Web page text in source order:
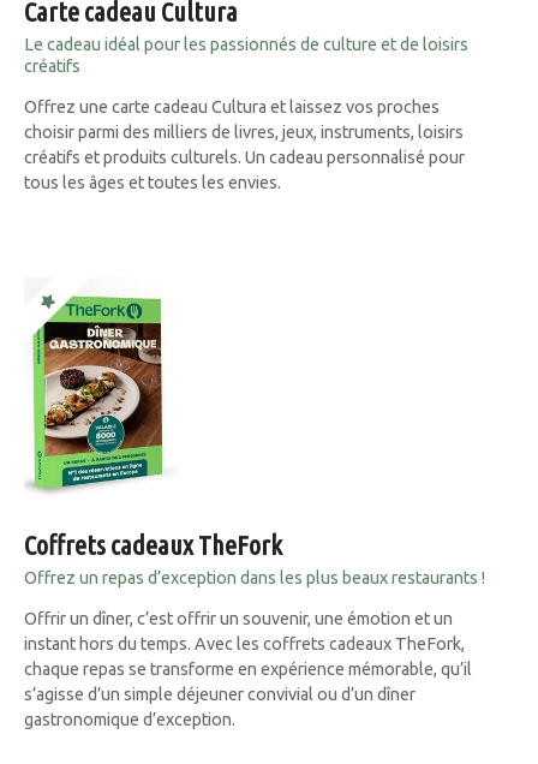
Carte cadeau Cultura
Le cadeau idéal pour les passionnés de culture et de loisirs
créatifs
Offrez une carte cadeau Cultura et laissez vos proches
choisir parmi des milliers de livres, jeux, instruments, loisirs
créatifs et produits culturels. Un cadeau personnalisé pour
tous les âges et toutes les envies.
Coffrets cadeaux TheFork
Offrez un repas d’exception dans les plus beaux restaurants !
Offrir un dîner, c’est offrir un souvenir, une émotion et un
instant hors du temps. Avec les coffrets cadeaux TheFork,
chaque repas se transforme en expérience mémorable, qu’il
s’agisse d’un simple déjeuner convivial ou d’un dîner
gastronomique d’exception.